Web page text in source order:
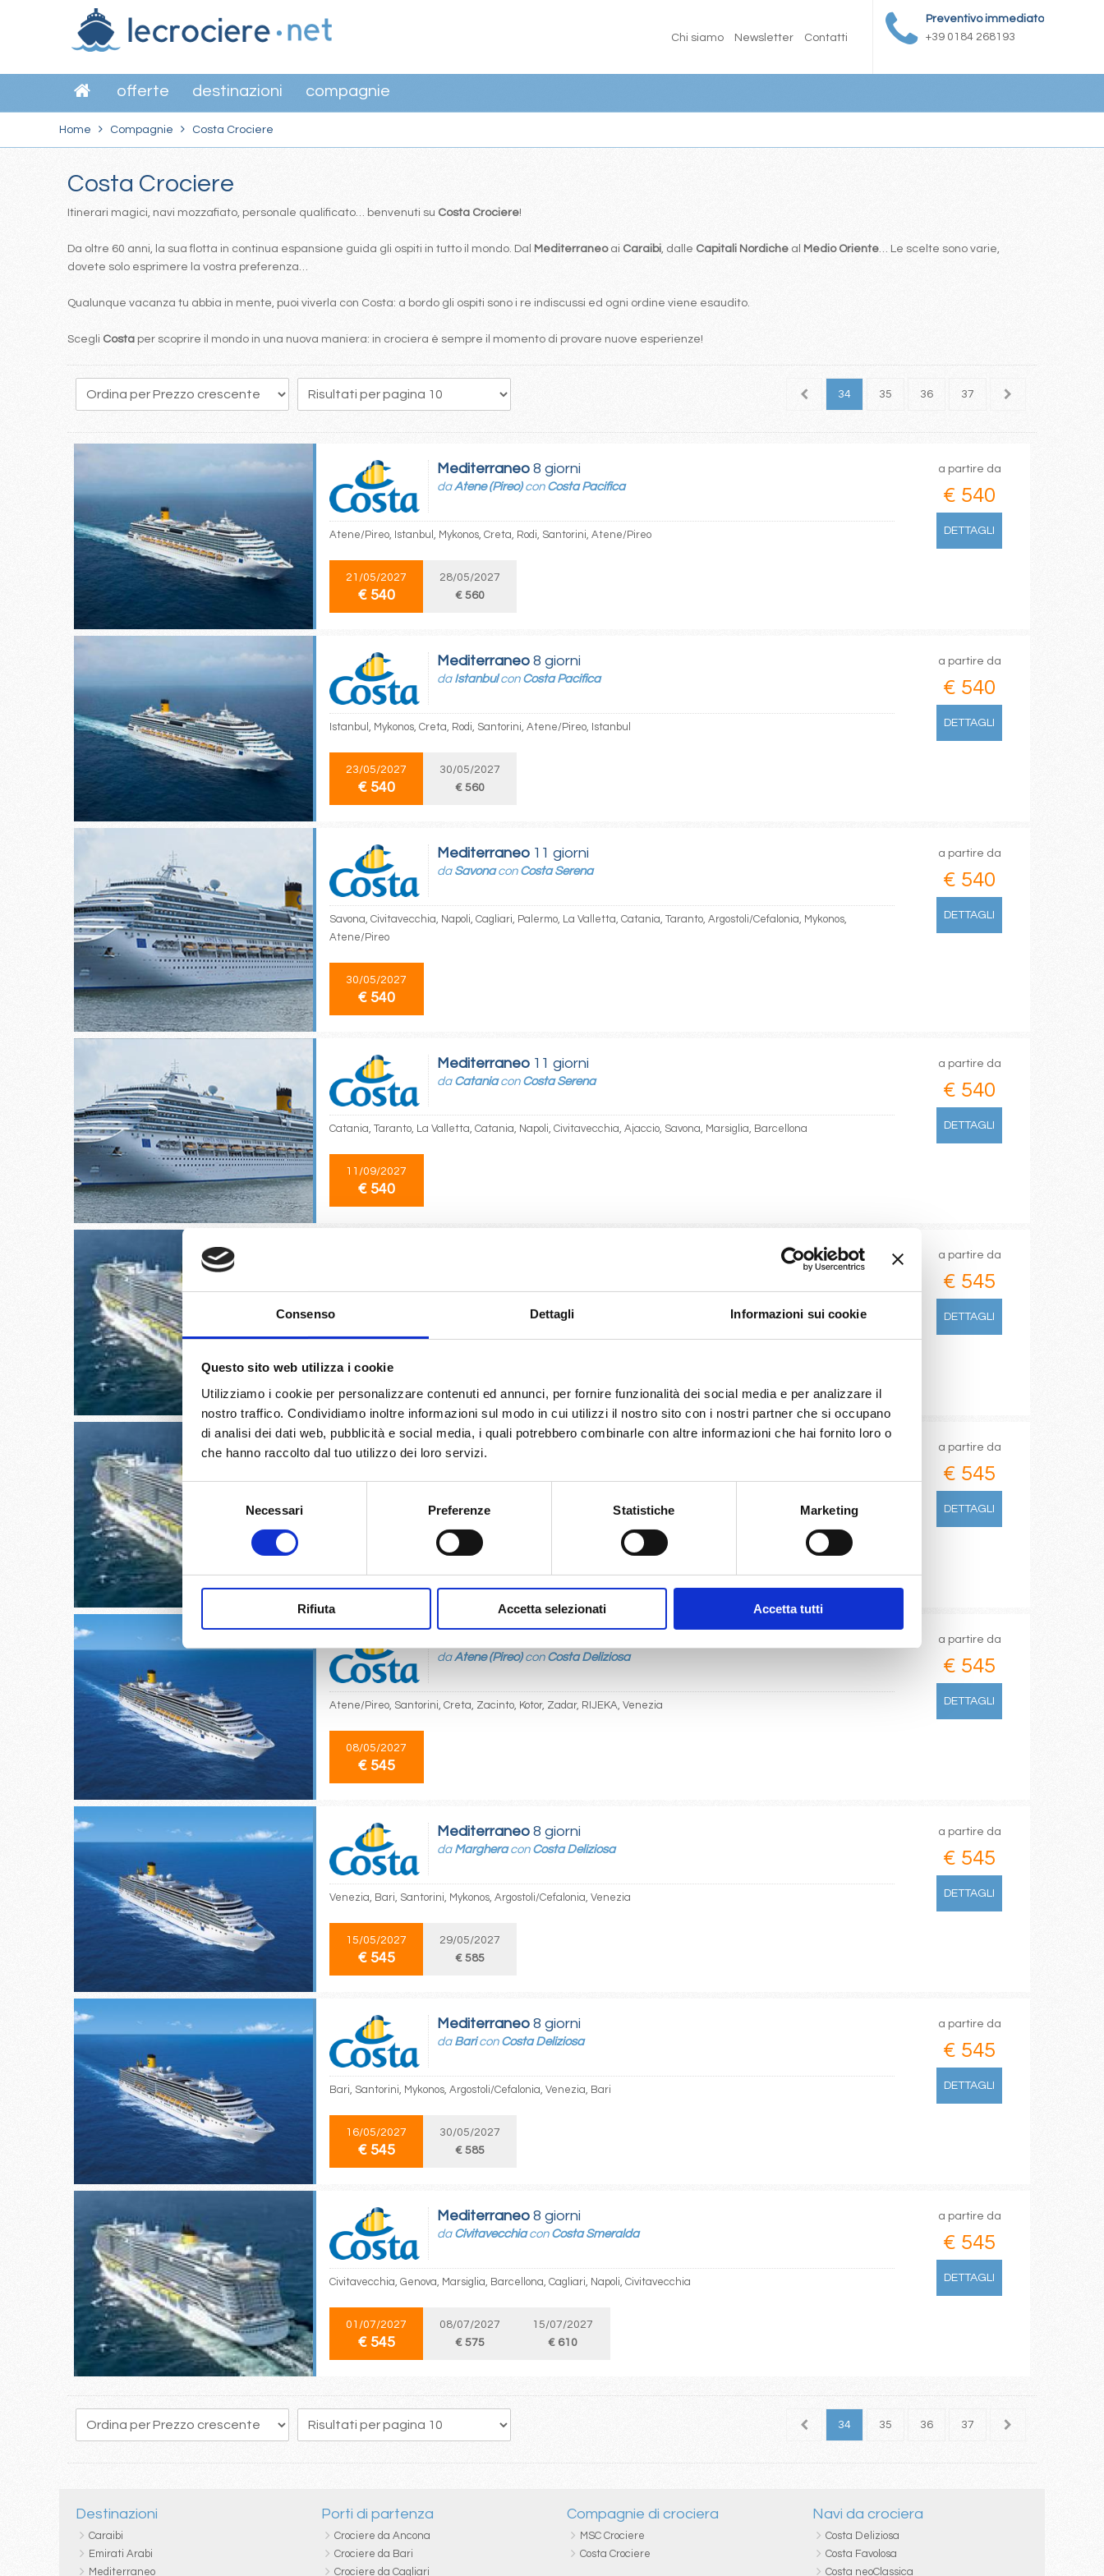
Consenso Dettagli Informazioni sui cookie
Questo sito web utilizza i cookie
Utilizziamo i cookie per personalizzare contenuti ed annunci, per fornire funzionalità dei social media e per analizzare il
nostro traffico. Condividiamo inoltre informazioni sul modo in cui utilizzi il nostro sito con i nostri partner che si occupano
di analisi dei dati web, pubblicità e social media, i quali potrebbero combinarle con altre informazioni che hai fornito loro o
che hanno raccolto dal tuo utilizzo dei loro servizi.
Selezione
del
consenso
Necessari Preferenze Statistiche Marketing
Rifiuta Accetta selezionati Accetta tutti
Preventivo immediato
+39 0184 268193
Chi siamo Newsletter Contatti
offerte destinazioni compagnie
Home Compagnie Costa Crociere
Costa Crociere
Itinerari magici, navi mozzafiato, personale qualificato… benvenuti su Costa Crociere!
Da oltre 60 anni, la sua flotta in continua espansione guida gli ospiti in tutto il mondo. Dal Mediterraneo ai Caraibi, dalle Capitali Nordiche al Medio Oriente… Le scelte sono varie,
dovete solo esprimere la vostra preferenza…
Qualunque vacanza tu abbia in mente, puoi viverla con Costa: a bordo gli ospiti sono i re indiscussi ed ogni ordine viene esaudito.
Scegli Costa per scoprire il mondo in una nuova maniera: in crociera è sempre il momento di provare nuove esperienze!
16 17 18 19 21 22 23 24 33 34 35 36 37 38
Mediterraneo 8 giorni
daAtene (Pireo)con Costa Pacifica
Atene/Pireo, Istanbul, Mykonos, Creta, Rodi, Santorini, Atene/Pireo
21/05/2027
€ 540
28/05/2027
€ 560
a partire da
€ 540
DETTAGLI
Mediterraneo 8 giorni
da Istanbulcon Costa Pacifica
Istanbul, Mykonos, Creta, Rodi, Santorini, Atene/Pireo, Istanbul
23/05/2027
€ 540
30/05/2027
€ 560
a partire da
€ 540
DETTAGLI
Mediterraneo 11 giorni
da Savonacon Costa Serena
Savona, Civitavecchia, Napoli, Cagliari, Palermo, La Valletta, Catania, Taranto, Argostoli/Cefalonia, Mykonos,
Atene/Pireo
30/05/2027
€ 540
a partire da
€ 540
DETTAGLI
Mediterraneo 11 giorni
da Cataniacon Costa Serena
Catania, Taranto, La Valletta, Catania, Napoli, Civitavecchia, Ajaccio, Savona, Marsiglia, Barcellona
11/09/2027
€ 540
a partire da
€ 540
DETTAGLI
Santa Cruz, Lanzarote, Fuerteventura, Las Palmas, Funchal, Santa Cruz
27/12/2026
a partire da
€ 545
DETTAGLI
Isole Canarie
Santa Cruz, Lanzarote, Fuerteventura, Las Palmas, Funchal, Santa Cruz
€ 545
a partire da
€ 545
DETTAGLI
daAtene (Pireo)con Costa Deliziosa
Atene/Pireo, Santorini, Creta, Zacinto, Kotor, Zadar, RIJEKA, Venezia
08/05/2027
€ 545
a partire da
€ 545
DETTAGLI
Mediterraneo 8 giorni
da Margheracon Costa Deliziosa
Venezia, Bari, Santorini, Mykonos, Argostoli/Cefalonia, Venezia
15/05/2027
€ 545
29/05/2027
€ 585
a partire da
€ 545
DETTAGLI
Mediterraneo 8 giorni
da Baricon Costa Deliziosa
Bari, Santorini, Mykonos, Argostoli/Cefalonia, Venezia, Bari
16/05/2027
€ 545
30/05/2027
€ 585
a partire da
€ 545
DETTAGLI
Mediterraneo 8 giorni
da Civitavecchiacon Costa Smeralda
Civitavecchia, Genova, Marsiglia, Barcellona, Cagliari, Napoli, Civitavecchia
01/07/2027
€ 545
08/07/2027
€ 575
15/07/2027
€ 610
a partire da
€ 545
DETTAGLI
16 17 18 19 21 22 23 24 33 34 35 36 37 38
Destinazioni
Caraibi
Emirati Arabi
Mediterraneo
Porti di partenza
Crociere da Ancona
Crociere da Bari
Crociere da Cagliari
Compagnie di crociera
MSC Crociere
Costa Crociere
Navi da crociera
Costa Deliziosa
Costa Favolosa
Costa neoClassica